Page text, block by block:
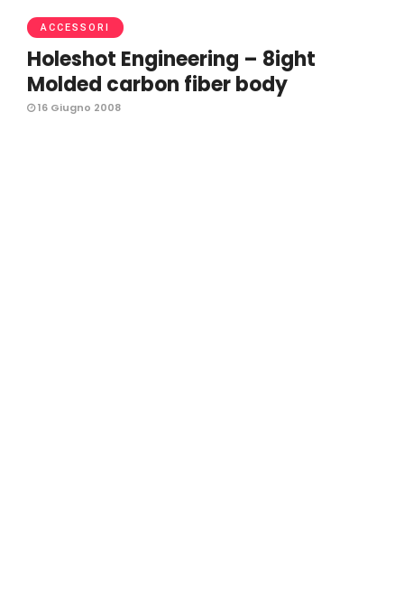
ACCESSORI
Holeshot Engineering – 8ight
Molded carbon fiber body
16 Giugno 2008